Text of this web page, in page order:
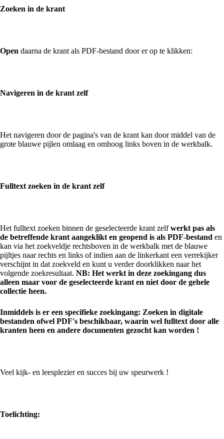
Zoeken in de krant
Open daarna de krant als PDF-bestand door er op te klikken:
Navigeren in de krant zelf
Het navigeren door de pagina's van de krant kan door middel van de
grote blauwe pijlen omlaag en omhoog links boven in de werkbalk.
Fulltext zoeken in de krant zelf
Het fulltext zoeken binnen de geselecteerde krant zelfwerkt pas als
de betreffende krant aangeklikt en geopend is als PDF-bestand en
kan via het zoekveldje rechtsboven in de werkbalk met de blauwe
pijltjes naar rechts en links of indien aan de linkerkant een verrekijker
verschijnt in dat zoekveld en kunt u verder doorklikken naar het
volgende zoekresultaat. NB: Het werkt in deze zoekingang dus
alleen maar voor de geselecteerde krant en niet door de gehele
collectie heen.
Inmiddels is er een specifieke zoekingang: Zoeken in digitale
bestanden ofwel PDF's beschikbaar, waarin wel fulltext door alle
kranten heen en andere documenten gezocht kan worden !
Veel kijk- en leesplezier en succes bij uw speurwerk !
Toelichting: